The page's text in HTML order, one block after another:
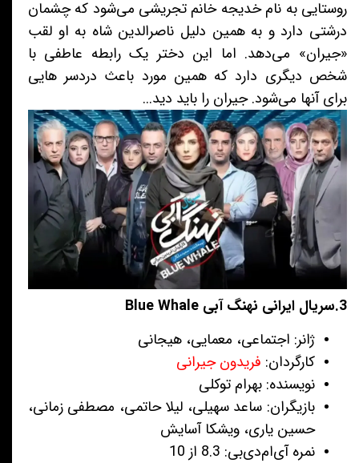
روستایی به نام خدیجه خانم تجریشی می‌شود که چشمان
درشتی دارد و به همین دلیل ناصرالدین شاه به او لقب
«جیران» می‌دهد. اما این دختر یک رابطه عاطفی با
شخص دیگری دارد که همین مورد باعث دردسر هایی
برای آنها می‌شود. جیران را باید دید...
3.سریال ایرانی نهنگ آبی Blue Whale
ژانر: اجتماعی، معمایی، هیجانی
کارگردان: فریدون جیرانی
نویسنده: بهرام توکلی
بازیگران: ساعد سهیلی، لیلا حاتمی، مصطفی زمانی،
حسین یاری، ویشکا آسایش
نمره آی‌ام‌دی‌بی: 8.3 از 10